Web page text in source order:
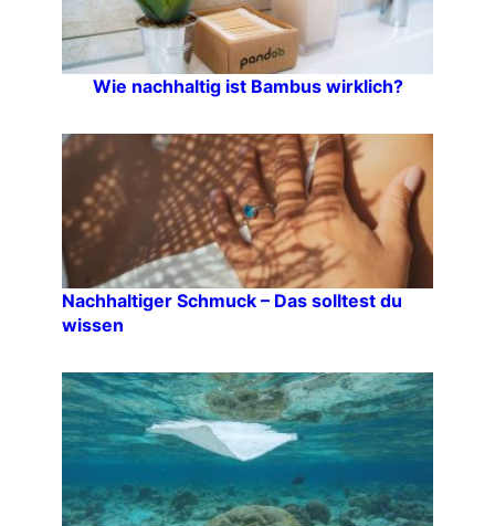
Wie nachhaltig ist Bambus wirklich?
Nachhaltiger Schmuck – Das solltest du
wissen